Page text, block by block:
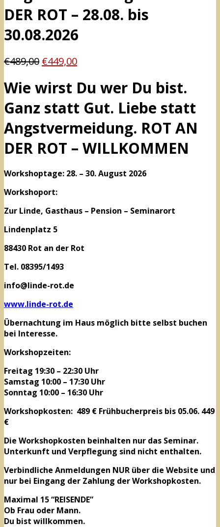
DER ROT – 28.08. bis
30.08.2026
€489,00 €449,00
Wie wirst Du wer Du bist.
Ganz statt Gut. Liebe statt
Angstvermeidung. ROT AN
DER ROT – WILLKOMMEN
Workshoptage: 28. – 30. August 2026
Workshoport:
Zur Linde, Gasthaus – Pension – Seminarort
Lindenplatz 5
88430 Rot an der Rot
Tel. 08395/1493
info@linde-rot.de
www.linde-rot.de
Übernachtung im Haus möglich bitte selbst buchen
bei Interesse.
Workshopzeiten:
Freitag 19:30 – 22:30 Uhr
Samstag 10:00 – 17:30 Uhr
Sonntag 10:00 – 16:30 Uhr
Workshopkosten: 489 € Frühbucherpreis bis 05.06. 449
€
Die Workshopkosten beinhalten nur das Seminar.
Unterkunft und Verpflegung sind nicht enthalten.
Verbindliche Anmeldungen NUR über die Website und
nur bei Eingang der Zahlung der Workshopkosten.
Maximal 15 “REISENDE”
Ob Frau oder Mann.
Du bist willkommen.